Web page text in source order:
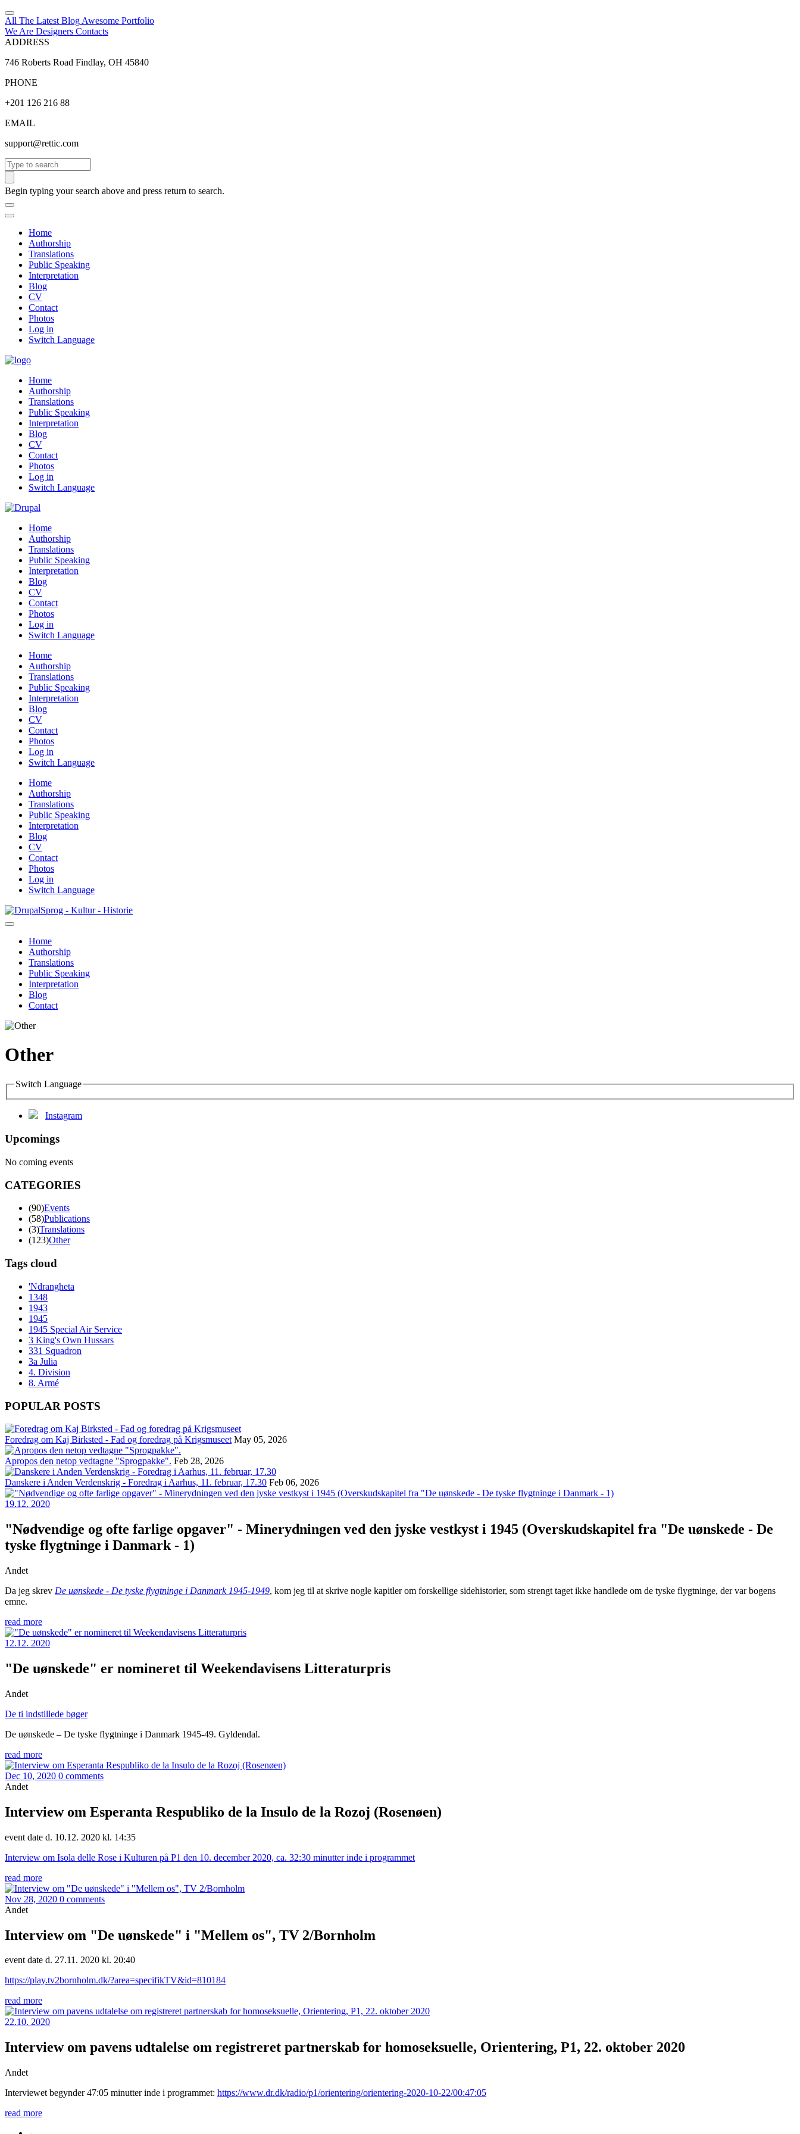
All The Latest Blog Awesome Portfolio
We Are Designers Contacts
ADDRESS
746 Roberts Road Findlay, OH 45840
PHONE
+201 126 216 88
EMAIL
support@rettic.com
Search
Begin typing your search above and press return to search.
Home
Authorship
Translations
Public Speaking
Interpretation
Blog
CV
Contact
Photos
Log in
Switch Language
Home
Authorship
Translations
Public Speaking
Interpretation
Blog
CV
Contact
Photos
Log in
Switch Language
Home
Authorship
Translations
Public Speaking
Interpretation
Blog
CV
Contact
Photos
Log in
Switch Language
Home
Authorship
Translations
Public Speaking
Interpretation
Blog
CV
Contact
Photos
Log in
Switch Language
Home
Authorship
Translations
Public Speaking
Interpretation
Blog
CV
Contact
Photos
Log in
Switch Language
Skip
to
content
Sprog - Kultur - Historie
Primær
navigation
Home
Authorship
Translations
Public Speaking
Interpretation
Blog
Contact
Other
Switch Language
Instagram
Upcomings
No coming events
CATEGORIES
(90)Events
(58)Publications
(3)Translations
(123)Other
Tags cloud
'Ndrangheta
1348
1943
1945
1945 Special Air Service
3 King's Own Hussars
331 Squadron
3a Julia
4. Division
8. Armé
POPULAR POSTS
Foredrag om Kaj Birksted - Fad og foredrag på Krigsmuseet May 05, 2026
Apropos den netop vedtagne "Sprogpakke". Feb 28, 2026
Danskere i Anden Verdenskrig - Foredrag i Aarhus, 11. februar, 17.30 Feb 06, 2026
19.12. 2020
"Nødvendige og ofte farlige opgaver" - Minerydningen ved den jyske vestkyst i 1945 (Overskudskapitel fra "De uønskede - De
tyske flygtninge i Danmark - 1)
Andet
Da jeg skrev De uønskede - De tyske flygtninge i Danmark 1945-1949, kom jeg til at skrive nogle kapitler om forskellige sidehistorier, som strengt taget ikke handlede om de tyske flygtninge, der var bogens
emne.
read more
12.12. 2020
"De uønskede" er nomineret til Weekendavisens Litteraturpris
Andet
De ti indstillede bøger
De uønskede – De tyske flygtninge i Danmark 1945-49. Gyldendal.
read more
Dec 10, 2020 0 comments
Andet
Interview om Esperanta Respubliko de la Insulo de la Rozoj (Rosenøen)
event date d. 10.12. 2020 kl. 14:35
Interview om Isola delle Rose i Kulturen på P1 den 10. december 2020, ca. 32:30 minutter inde i programmet
read more
Nov 28, 2020 0 comments
Andet
Interview om "De uønskede" i "Mellem os", TV 2/Bornholm
event date d. 27.11. 2020 kl. 20:40
https://play.tv2bornholm.dk/?area=specifikTV&id=810184
read more
22.10. 2020
Interview om pavens udtalelse om registreret partnerskab for homoseksuelle, Orientering, P1, 22. oktober 2020
Andet
Interviewet begynder 47:05 minutter inde i programmet: https://www.dr.dk/radio/p1/orientering/orientering-2020-10-22/00:47:05
read more